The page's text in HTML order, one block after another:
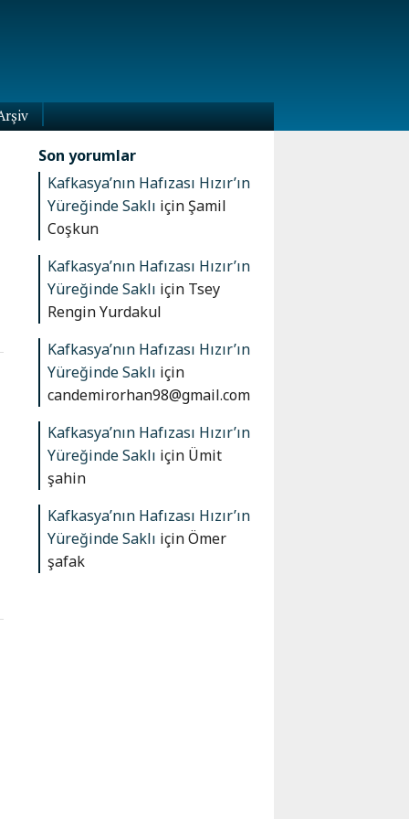
Son yorumlar
Kafkasya’nın Hafızası Hızır’ın
Yüreğinde Saklı içinŞamil
Coşkun
Kafkasya’nın Hafızası Hızır’ın
Yüreğinde Saklı için Tsey
Rengin Yurdakul
Kafkasya’nın Hafızası Hızır’ın
Yüreğinde Saklı için
candemirorhan98@gmail.com
Kafkasya’nın Hafızası Hızır’ın
Yüreğinde Saklı için Ümit
şahin
Kafkasya’nın Hafızası Hızır’ın
Yüreğinde Saklı içinÖmer
şafak